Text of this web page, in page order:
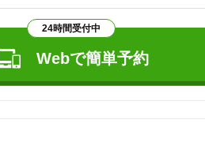
24時間受付中
Webで簡単予約